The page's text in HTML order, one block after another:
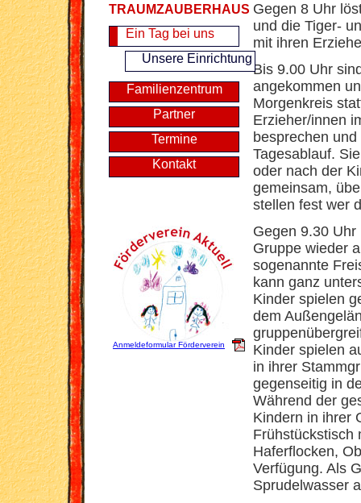
TRAUMZAUBERHAUS
Ein Tag bei uns
Unsere Einrichtung
Familienzentrum
Partner
Termine
Kontakt
Anmeldeformular Förderverein
Gegen 8 Uhr
und die Tiger-
mit ihren
Bis 9.00 Uhr
angekommen
Morgenkreis
Erzieher/innen
besprechen
Tagesablauf.
oder nach der
gemeinsam,
stellen fest wer
Gegen 9.30
Gruppe wieder
sogenannte
kann ganz
Kinder spielen
dem
Kinder spielen
in ihrer
gegenseitig in
Während der
Kindern in ihrer
Frühstückstisch
Haferflocken,
Verfügung. Als
Sprudelwasser